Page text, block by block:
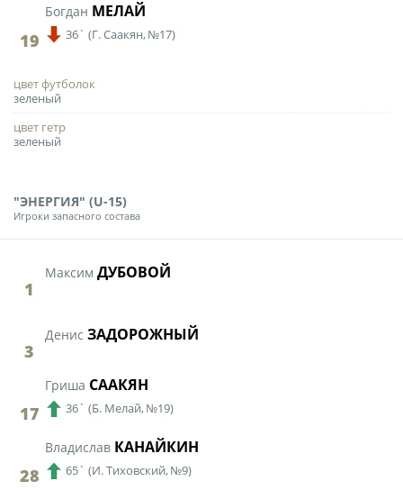
Турнир Объединенного Чемпионата по
футболу "Содружество" среди юношей
Турнирная таблица
Игроки
О турнире
Регламентирующие документы
19
Богдан МЕЛАЙ
36` (Г. Саакян, №17)
цвет футболок
зеленый
цвет гетр
зеленый
"ЭНЕРГИЯ" (U-15)
Игроки запасного состава
1
Максим ДУБОВОЙ
3
Денис ЗАДОРОЖНЫЙ
17
Гриша СААКЯН
36` (Б. Мелай, №19)
28
Владислав КАНАЙКИН
65` (И. Тиховский, №9)